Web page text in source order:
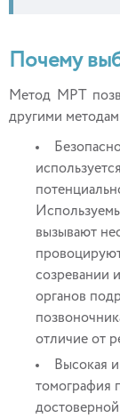
Почему
Метод МРТ
другими
вызывают
созревании
органов
отличие от
Высокая
томография